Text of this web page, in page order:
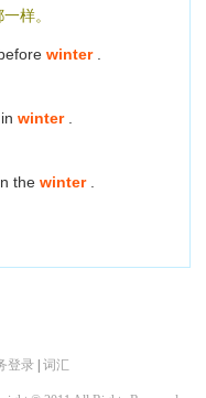
样。
winter
winter
the winter
登录 |词汇